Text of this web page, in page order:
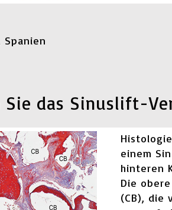
Spanien
Sie das Sinuslift-
einem
hinteren
Die
(CB), die